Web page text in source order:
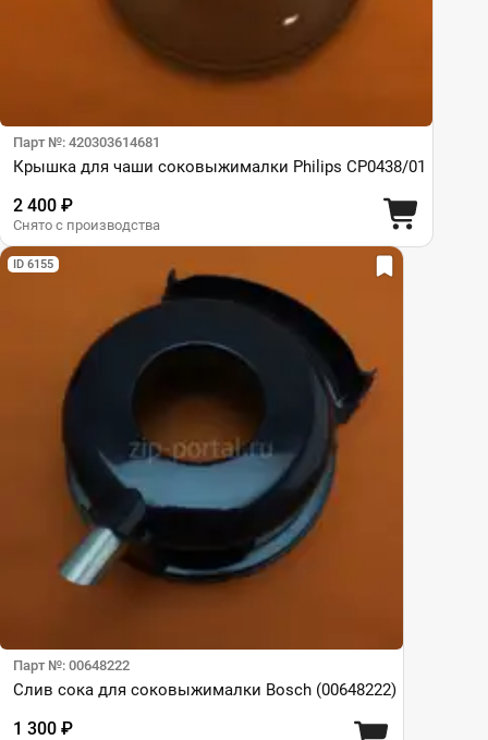
Парт №: 420303614681
Крышка для чаши соковыжималки Philips CP0438/01
2 400 ₽
Снято с производства
ID 6155
Парт №: 00648222
Слив сока для соковыжималки Bosch (00648222)
1 300 ₽